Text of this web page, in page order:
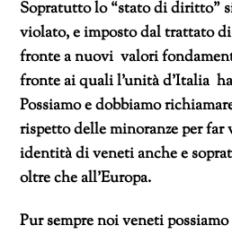
Sopratutto lo “stato di diritto”
violato, e imposto dal trattato
fronte a nuovi valori
fronte ai quali l’unità d’Italia
Possiamo e dobbiamo
rispetto delle minoranze per far
identità di veneti anche e
oltre che all’Europa.
Pur sempre noi veneti